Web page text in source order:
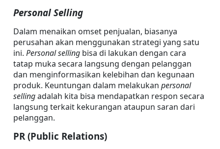
Personal Selling
Dalam menaikan omset penjualan, biasanya
perusahan akan menggunakan strategi yang satu
ini. Personal selling bisa di lakukan dengan cara
tatap muka secara langsung dengan pelanggan
dan menginformasikan kelebihan dan kegunaan
produk. Keuntungan dalam melakukan personal
selling adalah kita bisa mendapatkan respon secara
langsung terkait kekurangan ataupun saran dari
pelanggan.
PR (Public Relations)